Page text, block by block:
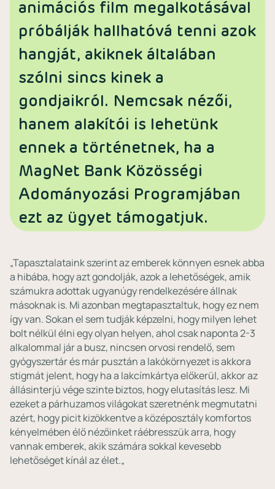
animációs film megalkotásával
próbálják hallhatóvá tenni azok
hangját, akiknek általában
szólni sincs kinek a
gondjaikról. Nemcsak nézői,
hanem alakítói is lehetünk
ennek a történetnek, ha a
MagNet Bank Közösségi
Adományozási Programjában
ezt az ügyet támogatjuk.
„Tapasztalataink szerint az emberek könnyen esnek abba
a hibába, hogy azt gondolják, azok a lehetőségek, amik
számukra adottak ugyanúgy rendelkezésére állnak
másoknak is. Mi azonban megtapasztaltuk, hogy ez nem
így van. Sokan el sem tudják képzelni, hogy milyen lehet
bolt nélkül élni egy olyan helyen, ahol csak naponta 2-3
alkalommal jár a busz, nincsen orvosi rendelő, sem
gyógyszertár és már pusztán a lakókörnyezet is akkora
stigmát jelent, hogy ha a lakcímkártya előkerül, akkor az
állásinterjú vége szinte biztos, hogy elutasítás lesz. Mi
ezeket a párhuzamos világokat szeretnénk megmutatni
azért, hogy picit kizökkentve a középosztály komfortos
kényelmében élő nézőinket ráébresszük arra, hogy
vannak emberek, akik számára sokkal kevesebb
lehetőséget kínál az élet.„